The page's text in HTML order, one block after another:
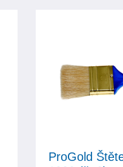
ProGold